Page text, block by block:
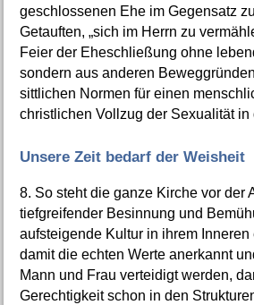
geschlossenen Ehe im Gegensatz
Getauften, „sich im Herrn zu
Feier der Eheschließung ohne
sondern aus anderen
sittlichen Normen für einen
christlichen Vollzug der Sexualität in
Unsere Zeit bedarf der Weisheit
8. So steht die ganze Kirche vor der
tiefgreifender Besinnung und
aufsteigende Kultur in ihrem
damit die echten Werte anerkannt
Mann und Frau verteidigt werden,
Gerechtigkeit schon in den